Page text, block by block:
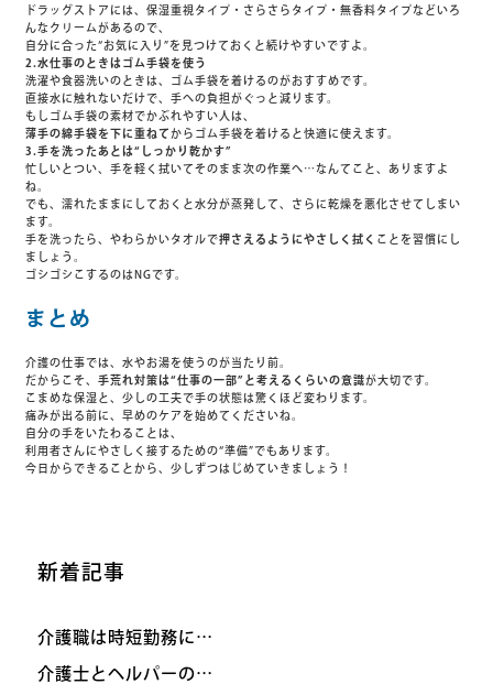
ドラッグストアには、保湿重視タイプ・さらさらタイプ・無香料タイプなどいろ
んなクリームがあるので、
自分に合った“お気に入り”を見つけておくと続けやすいですよ。
2.水仕事のときはゴム手袋を使う
洗濯や食器洗いのときは、ゴム手袋を着けるのがおすすめです。
直接水に触れないだけで、手への負担がぐっと減ります。
もしゴム手袋の素材でかぶれやすい人は、
薄手の綿手袋を下に重ねてからゴム手袋を着けると快適に使えます。
3.手を洗ったあとは“しっかり乾かす”
忙しいとつい、手を軽く拭いてそのまま次の作業へ…なんてこと、ありますよ
ね。
でも、濡れたままにしておくと水分が蒸発して、さらに乾燥を悪化させてしまい
ます。
手を洗ったら、やわらかいタオルで押さえるようにやさしく拭く ことを習慣にし
ましょう。
ゴシゴシこするのはNGです。
まとめ
介護の仕事では、水やお湯を使うのが当たり前。
だからこそ、手荒れ対策は“仕事の一部”と考えるくらいの意識が大切です。
こまめな保湿と、少しの工夫で手の状態は驚くほど変わります。
痛みが出る前に、早めのケアを始めてくださいね。
自分の手をいたわることは、
利用者さんにやさしく接するための“準備”でもあります。
今日からできることから、少しずつはじめていきましょう！
新着記事
介護職は時短勤務に…
介護士とヘルパーの…